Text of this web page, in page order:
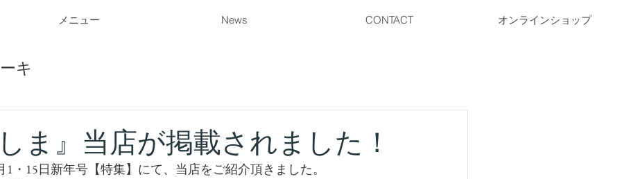
メニュー News CONTACT オンラインショップ
キ
ま』当店が掲載されました！
1・15日新年号【特集】にて、当店をご紹介頂きました。